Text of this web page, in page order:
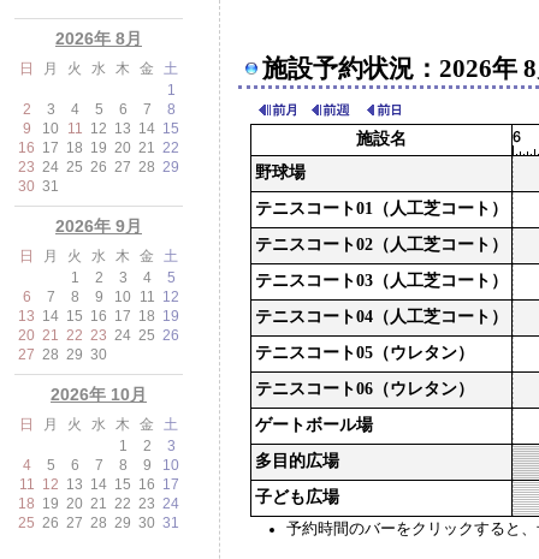
施設予約状況：2026年
施設名
予約時間のバーをクリックすると
野球場
テニスコート01（人工芝コート）
テニスコート02（人工芝コート）
テニスコート03（人工芝コート）
テニスコート04（人工芝コート）
テニスコート05（ウレタン）
テニスコート06（ウレタン）
ゲートボール場
多目的広場
子ども広場
2026年 8月
日 月 火 水 木 金
土
1
2
3 4 5 6 7
8
9
10 11 12 13 14 15
16 17 18 19 20 21 22
23 24 25 26 27 28 29
30 31
2026年 9月
日 月 火 水 木 金
土
1
2 3 4
5
6
7 8 9 10 11 12
13 14 15 16 17 18 19
20 21 22 23 24 25 26
27 28 29 30
2026年 10月
日 月 火 水 木 金
土
1
2
3
4
5 6 7 8 9
10
11 12 13 14 15 16 17
18 19 20 21 22 23 24
25 26 27 28 29 30 31